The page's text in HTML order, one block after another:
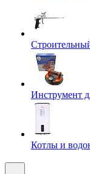
Инструмент
Котлы и